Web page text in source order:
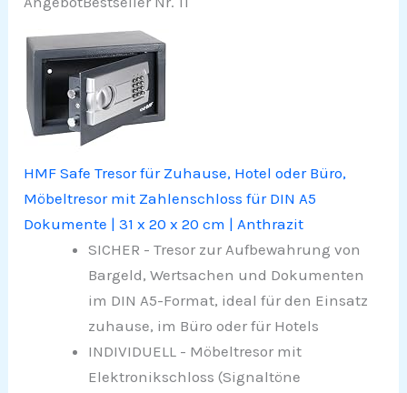
HMF Safe Tresor für Zuhause, Hotel oder Büro,
Möbeltresor mit Zahlenschloss für DIN A5
Dokumente | 31 x 20 x 20 cm | Anthrazit
SICHER - Tresor zur Aufbewahrung von
Bargeld, Wertsachen und Dokumenten
im DIN A5-Format, ideal für den Einsatz
zuhause, im Büro oder für Hotels
INDIVIDUELL - Möbeltresor mit
Elektronikschloss (Signaltöne